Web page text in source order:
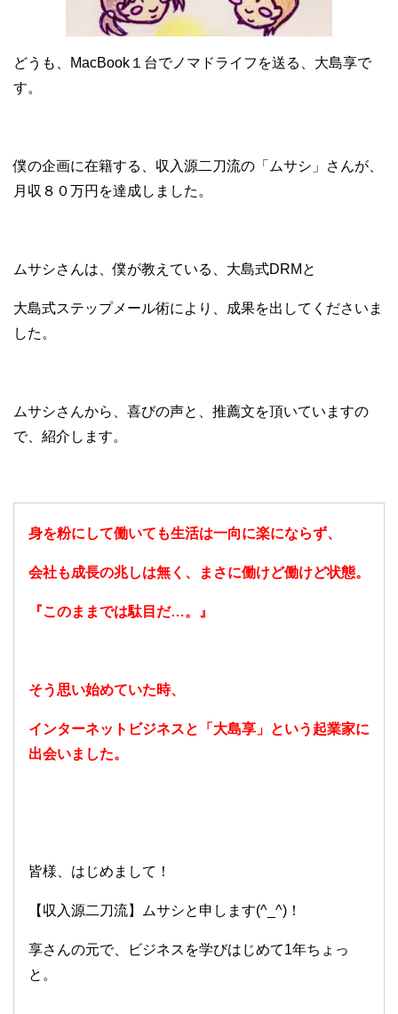
どうも、MacBook１台でノマドライフを送る、大島享で
す。
僕の企画に在籍する、収入源二刀流の「ムサシ」さんが、
月収８０万円を達成しました。
ムサシさんは、僕が教えている、大島式DRMと
大島式ステップメール術により、成果を出してくださいま
した。
ムサシさんから、喜びの声と、推薦文を頂いていますの
で、紹介します。
身を粉にして働いても生活は一向に楽にならず、
会社も成長の兆しは無く、まさに働けど働けど状態。
『このままでは駄目だ…。』
そう思い始めていた時、
インターネットビジネスと「大島享」という起業家に
出会いました。
皆様、はじめまして！
【収入源二刀流】ムサシと申します(^_^)！
享さんの元で、ビジネスを学びはじめて1年ちょっ
と。